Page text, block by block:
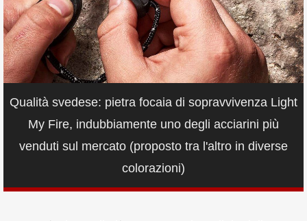
Qualità svedese: pietra focaia di sopravvivenza Light
My Fire, indubbiamente uno degli acciarini più
venduti sul mercato (proposto tra l'altro in diverse
colorazioni)